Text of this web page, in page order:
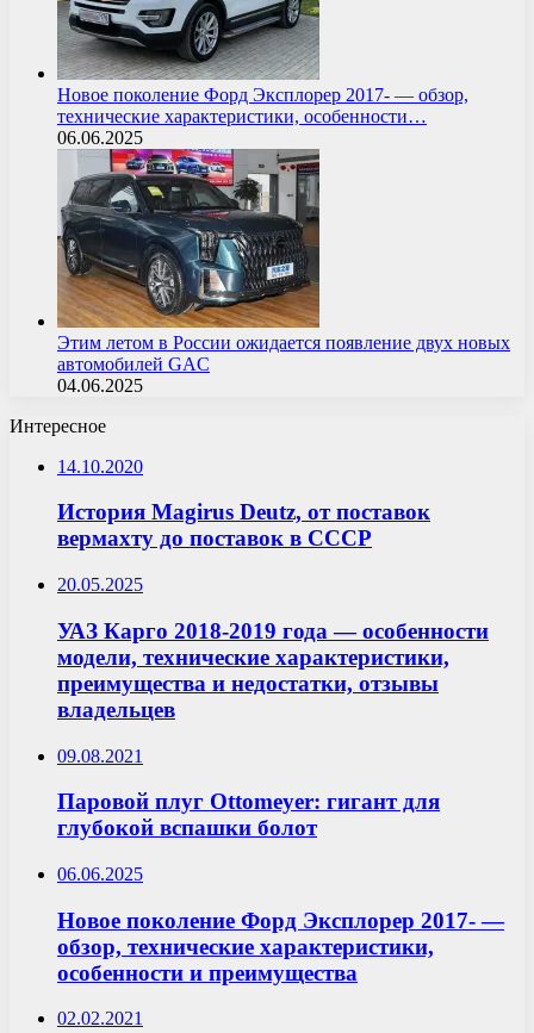
Новое поколение Форд Эксплорер 2017- — обзор,
технические характеристики, особенности…
06.06.2025
Этим летом в России ожидается появление двух новых
автомобилей GAC
04.06.2025
Интересное
14.10.2020
История Magirus Deutz, от поставок
вермахту до поставок в СССР
20.05.2025
УАЗ Карго 2018-2019 года — особенности
модели, технические характеристики,
преимущества и недостатки, отзывы
владельцев
09.08.2021
Паровой плуг Ottomeyer: гигант для
глубокой вспашки болот
06.06.2025
Новое поколение Форд Эксплорер 2017- —
обзор, технические характеристики,
особенности и преимущества
02.02.2021